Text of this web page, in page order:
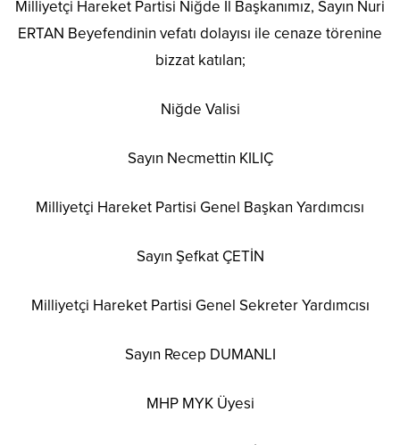
Milliyetçi Hareket Partisi Niğde İl Başkanımız, Sayın Nuri
ERTAN Beyefendinin vefatı dolayısı ile cenaze törenine
bizzat katılan;
Niğde Valisi
Sayın Necmettin KILIÇ
Milliyetçi Hareket Partisi Genel Başkan Yardımcısı
Sayın Şefkat ÇETİN
Milliyetçi Hareket Partisi Genel Sekreter Yardımcısı
Sayın Recep DUMANLI
MHP MYK Üyesi